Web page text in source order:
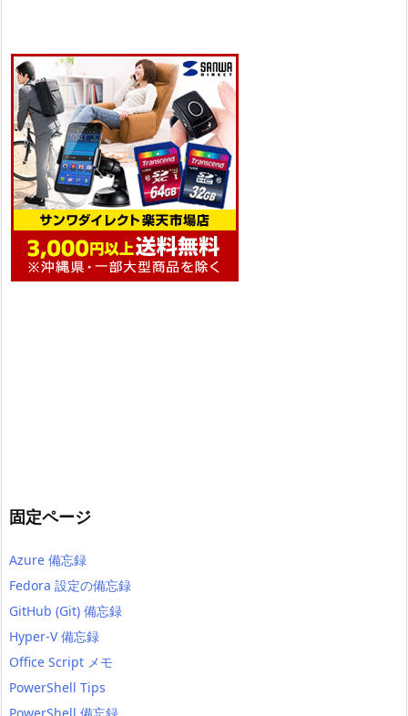
固定ページ
Azure 備忘録
Fedora 設定の備忘録
GitHub (Git) 備忘録
Hyper-V 備忘録
Office Script メモ
PowerShell Tips
PowerShell 備忘録